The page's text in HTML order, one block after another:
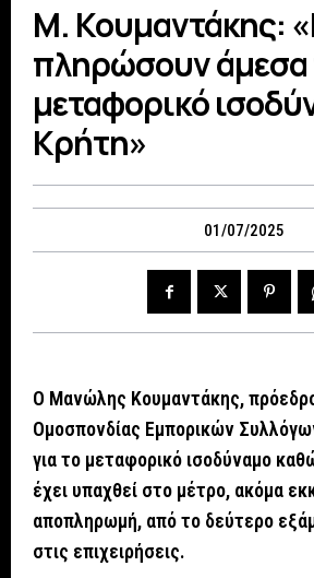
Μ. Κουμαντάκης:
πληρώσουν άμεσα
μεταφορικό
Κρήτη»
01/07/2025
Ο Μανώλης Κουμαντάκης,
Ομοσπονδίας Εμπορικών
για το μεταφορικό ισοδύναμο
έχει υπαχθεί στο μέτρο, ακόμα
αποπληρωμή, από το δεύτερο
στις επιχειρήσεις.